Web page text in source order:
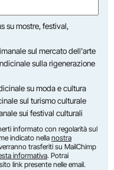
su mostre, festival,
sul mercato dell'arte
sulla rigenerazione
su moda e cultura
sul turismo culturale
sui festival culturali
informato con regolarità sul
indicato nella nostra
trasferiti su MailChimp
informativa. Potrai
link presente nelle email.